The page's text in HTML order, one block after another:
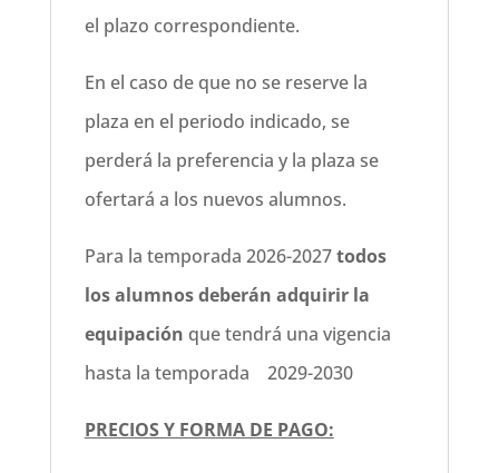
el plazo correspondiente.
En el caso de que no se reserve la
plaza en el periodo indicado, se
perderá la preferencia y la plaza se
ofertará a los nuevos alumnos.
Para la temporada 2026-2027todos
los alumnos deberán adquirir la
equipación que tendrá una vigencia
hasta la temporada 2029-2030
PRECIOS Y FORMA DE PAGO: